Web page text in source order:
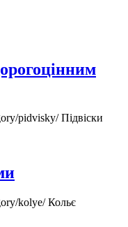
pidvisky/Підвіски
kolye/Кольє